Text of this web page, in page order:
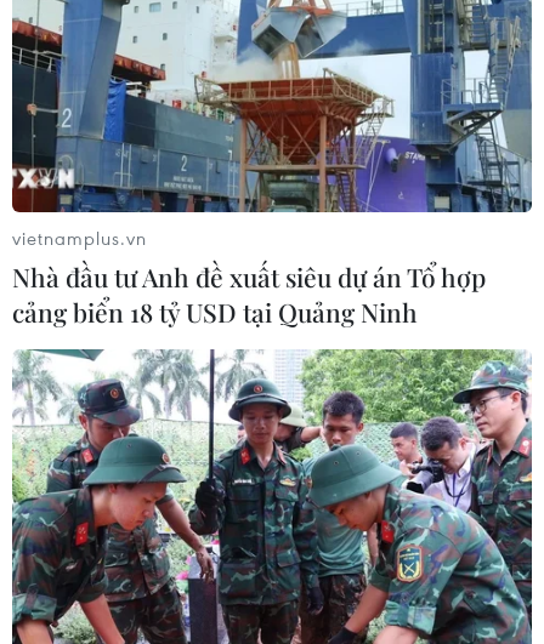
Vĩnh Phúc khai hội Tây Thiên năm
2024
HDBank tiếp tục nối những nhịp cầu yêu thương
tại miền sông nước Cửu Long
Cộng đồng người Việt tại Israel đón Xuân Quê
hương Giáp Thìn
Lượng khách vẫn cao, ngành đường sắt chạy
thêm tàu Thống Nhất, Hải Phòng
TIN LIÊN QUAN
vietnamplus.vn
Nhà đầu tư Anh đề xuất siêu dự án Tổ hợp
cảng biển 18 tỷ USD tại Quảng Ninh